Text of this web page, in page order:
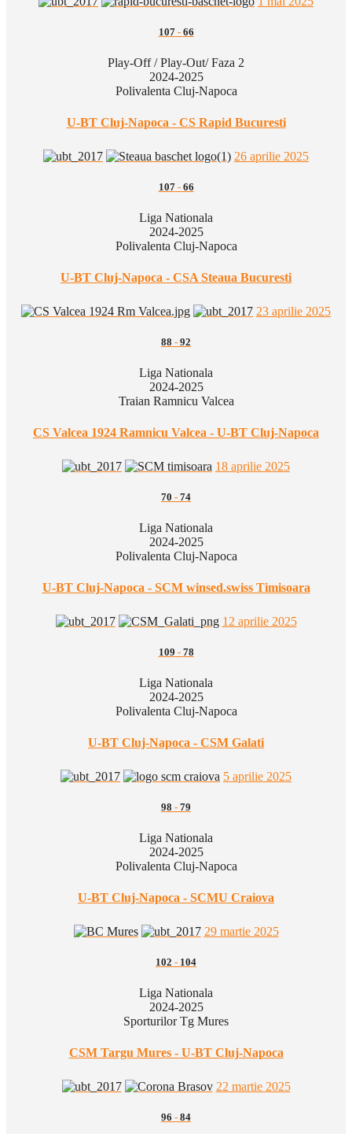
107- 66
Play-Off / Play-Out/ Faza 2
2024-2025
Polivalenta Cluj-Napoca
U-BT Cluj-Napoca - CS Rapid Bucuresti
26 aprilie 2025
107- 66
Liga Nationala
2024-2025
Polivalenta Cluj-Napoca
U-BT Cluj-Napoca - CSA Steaua Bucuresti
23 aprilie 2025
88 - 92
Liga Nationala
2024-2025
Traian Ramnicu Valcea
CS Valcea 1924 Ramnicu Valcea - U-BT Cluj-Napoca
18 aprilie 2025
70 - 74
Liga Nationala
2024-2025
Polivalenta Cluj-Napoca
U-BT Cluj-Napoca - SCM winsed.swiss Timisoara
12 aprilie 2025
109 - 78
Liga Nationala
2024-2025
Polivalenta Cluj-Napoca
U-BT Cluj-Napoca - CSM Galati
5 aprilie 2025
98 - 79
Liga Nationala
2024-2025
Polivalenta Cluj-Napoca
U-BT Cluj-Napoca - SCMU Craiova
29 martie 2025
102 - 104
Liga Nationala
2024-2025
Sporturilor Tg Mures
CSM Targu Mures - U-BT Cluj-Napoca
22 martie 2025
96 - 84